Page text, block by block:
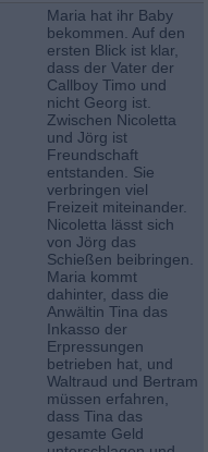
Maria hat ihr Baby
bekommen. Auf den
ersten Blick ist klar,
dass der Vater der
Callboy Timo und
nicht Georg ist.
Zwischen Nicoletta
und Jörg ist
Freundschaft
entstanden. Sie
verbringen viel
Freizeit miteinander.
Nicoletta lässt sich
von Jörg das
Schießen beibringen.
Maria kommt
dahinter, dass die
Anwältin Tina das
Inkasso der
Erpressungen
betrieben hat, und
Waltraud und Bertram
müssen erfahren,
dass Tina das
gesamte Geld